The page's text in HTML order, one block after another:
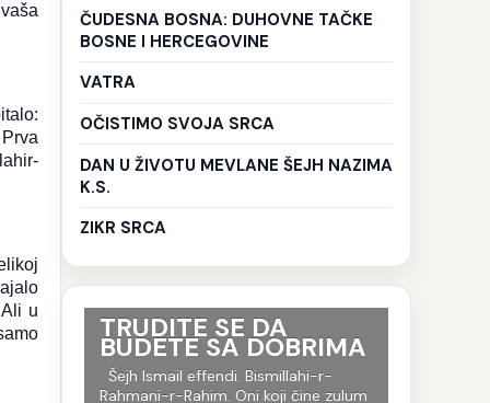
u
ČUDESNA BOSNA: DUHOVNE TAČKE
BOSNE I HERCEGOVINE
VATRA
OČISTIMO SVOJA SRCA
DAN U ŽIVOTU MEVLANE ŠEJH NAZIMA
K.S.
ZIKR SRCA
su TRUDITE SE DA
BUDETE SA DOBRIMA
Šejh Ismail effendi. Bismillahi-r-
Rahmani-r-Rahim. Oni koji čine zulum